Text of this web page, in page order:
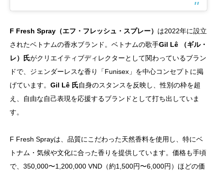
F Fresh Spray（エフ・フレッシュ・スプレー） は2022年に設立
されたベトナムの香水ブランド。ベトナムの歌手Gil Lê （ギル・
レ）氏がクリエイティブディレクターとして関わっているブラン
ドで、ジェンダーレスな香り「Funisex」を中心コンセプトに掲
げています。 Gil Lê 氏自身のスタンスを反映し、性別の枠を超
え、自由な自己表現を応援するブランドとして打ち出していま
す。
F Fresh Sprayは、品質にこだわった天然香料を使用し、特にベ
トナム・気候や文化に合った香りを提供しています。価格も手頃
で、350,000〜1,200,000 VND（約1,500円〜6,000円）ほどの価